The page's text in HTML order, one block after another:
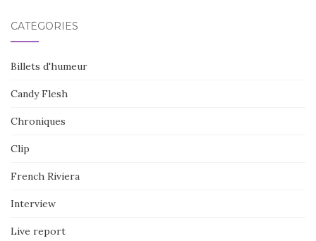
CATÉGORIES
Billets d'humeur
Candy Flesh
Chroniques
Clip
French Riviera
Interview
Live report